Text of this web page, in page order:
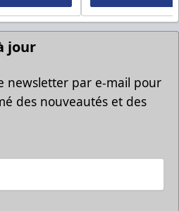
jour
newsletter par e-mail pour
des nouveautés et des